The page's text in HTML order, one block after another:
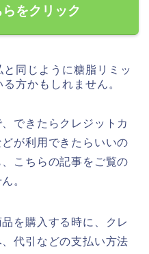
をクリック
同じように糖脂リミッ
方かもしれません。
できたらクレジットカ
が利用できたらいいの
こちらの記事をご覧の
。
を購入する時に、クレ
代引などの支払い方法